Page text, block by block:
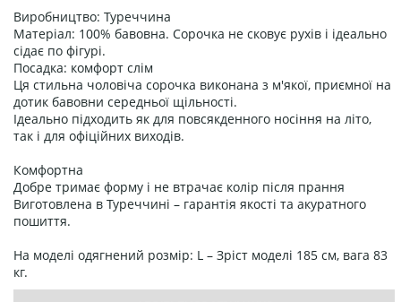
Виробництво: Туреччина
Матеріал: 100% бавовна. Сорочка не сковує рухів і ідеально
сідає по фігурі.
Посадка: комфорт слім
Ця стильна чоловіча сорочка виконана з м'якої, приємної на
дотик бавовни середньої щільності.
Ідеально підходить як для повсякденного носіння на літо,
так і для офіційних виходів.
Комфортна
Добре тримає форму і не втрачає колір після прання
Виготовлена ​​в Туреччині – гарантія якості та акуратного
пошиття.
На моделі одягнений розмір: L – Зріст моделі 185 см, вага 83
кг.